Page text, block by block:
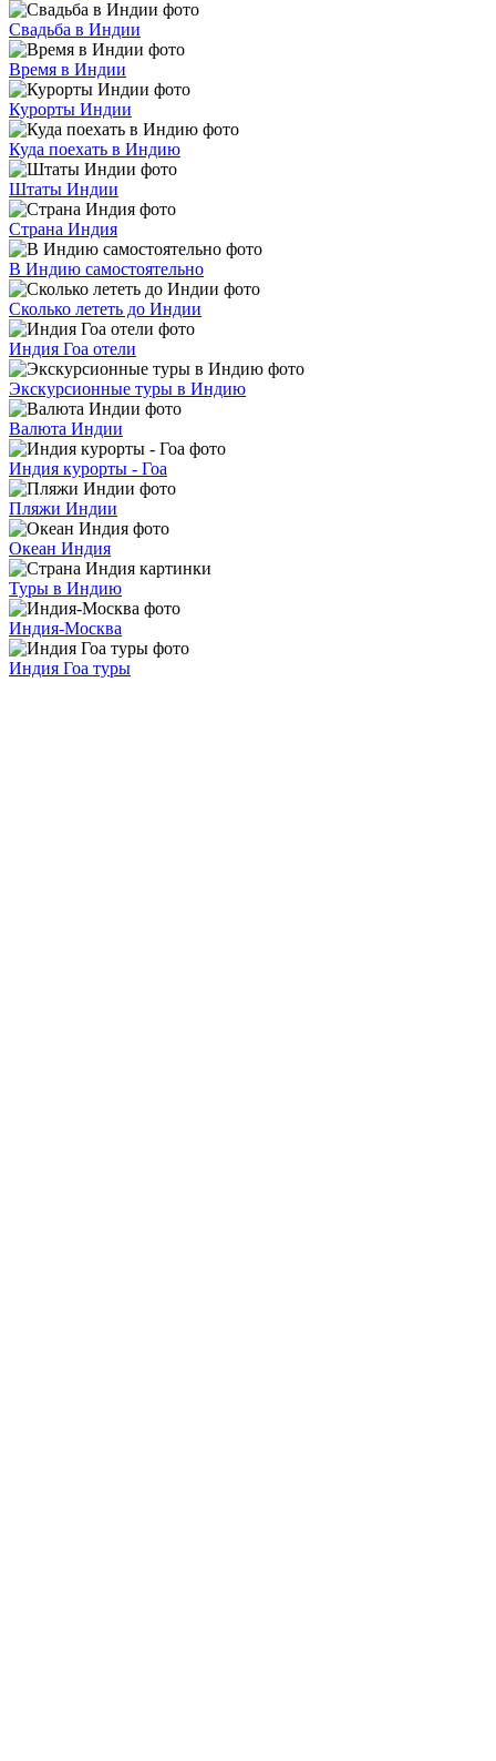
Свадьба в Индии
Время в Индии
Курорты Индии
Куда поехать в Индию
Штаты Индии
Страна Индия
В Индию самостоятельно
Сколько лететь до Индии
Индия Гоа отели
Экскурсионные туры в Индию
Валюта Индии
Индия курорты - Гоа
Пляжи Индии
Океан Индия
Туры в Индию
Индия-Москва
Индия Гоа туры